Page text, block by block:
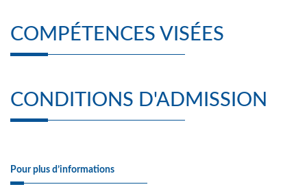
COMPÉTENCES VISÉES
CONDITIONS D'ADMISSION
Pour plus d’informations